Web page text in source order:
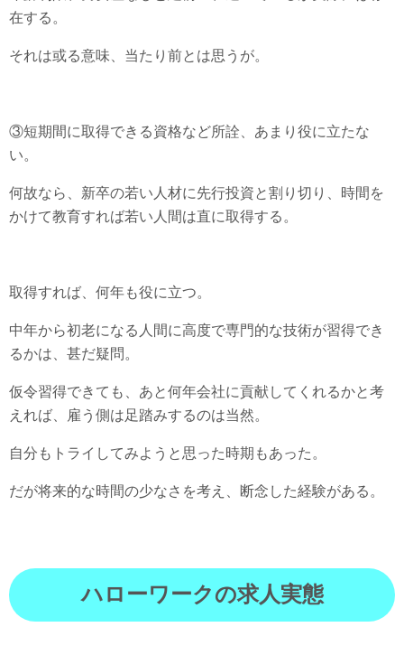
在する。
それは或る意味、当たり前とは思うが。
③短期間に取得できる資格など所詮、あまり役に立たな
い。
何故なら、新卒の若い人材に先行投資と割り切り、時間を
かけて教育すれば若い人間は直に取得する。
取得すれば、何年も役に立つ。
中年から初老になる人間に高度で専門的な技術が習得でき
るかは、甚だ疑問。
仮令習得できても、あと何年会社に貢献してくれるかと考
えれば、雇う側は足踏みするのは当然。
自分もトライしてみようと思った時期もあった。
だが将来的な時間の少なさを考え、断念した経験がある。
ハローワークの求人実態